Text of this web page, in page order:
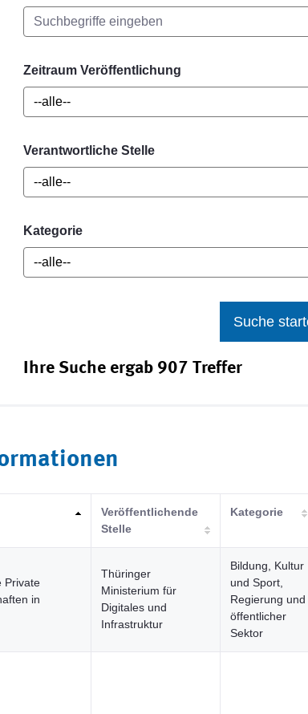
Zeitraum Veröffentlichung
Verantwortliche Stelle
Kategorie
Suche
Ihre Suche ergab 907 Treffer
Veröffentlichende
Stelle
Kategorie
Private
in
Thüringer
Ministerium für
Digitales und
Infrastruktur
Bildung, Kultur
und Sport,
Regierung und
öffentlicher
Sektor